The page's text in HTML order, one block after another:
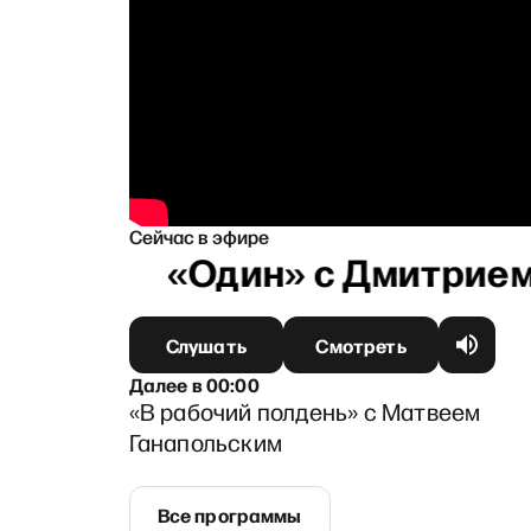
Сейчас в эфире
Слушать
Смотреть
Далеев00:00
«В рабочий полдень» с Матвеем
Ганапольским
Все программы